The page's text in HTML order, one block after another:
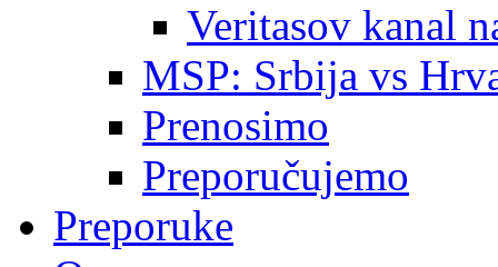
Veritasov kanal
MSP: Srbija vs
Prenosimo
Preporučujemo
Preporuke